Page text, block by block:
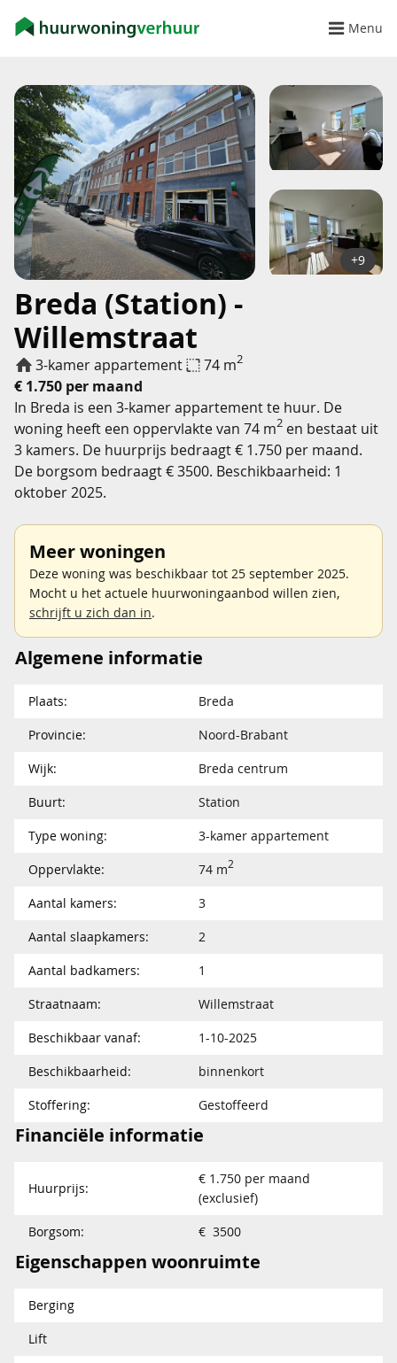
Menu
Breda (Station) -
Willemstraat
3-kamer appartement 74 m2
€ 1.750 per maand
+9
In Breda is een 3-kamer appartement te huur. De
woning heeft een oppervlakte van 74 m2 en bestaat uit
3 kamers. De huurprijs bedraagt € 1.750 per maand.
De borgsom bedraagt € 3500. Beschikbaarheid: 1
oktober 2025.
Meer woningen
Deze woning was beschikbaar tot 25 september 2025.
Mocht u het actuele huurwoningaanbod willen zien,
schrijft u zich dan in.
Algemene informatie
Plaats:
Breda
Provincie:
Noord-Brabant
Wijk:
Breda centrum
Buurt:
Station
Type woning:
3-kamer appartement
Oppervlakte:
74 m2
Aantal kamers:
3
Aantal slaapkamers:
2
Aantal badkamers:
1
Straatnaam:
Willemstraat
Beschikbaar vanaf:
1-10-2025
Beschikbaarheid:
binnenkort
Stoffering:
Gestoffeerd
Financiële informatie
Huurprijs:
€ 1.750 per maand
(exclusief)
Borgsom:
€ 3500
Eigenschappen woonruimte
Berging
Lift